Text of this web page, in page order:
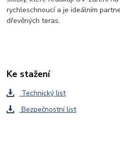
rychleschnoucí a je ideálním
dřevěných teras.
Ke stažení
Technický list
Bezpečnostní list